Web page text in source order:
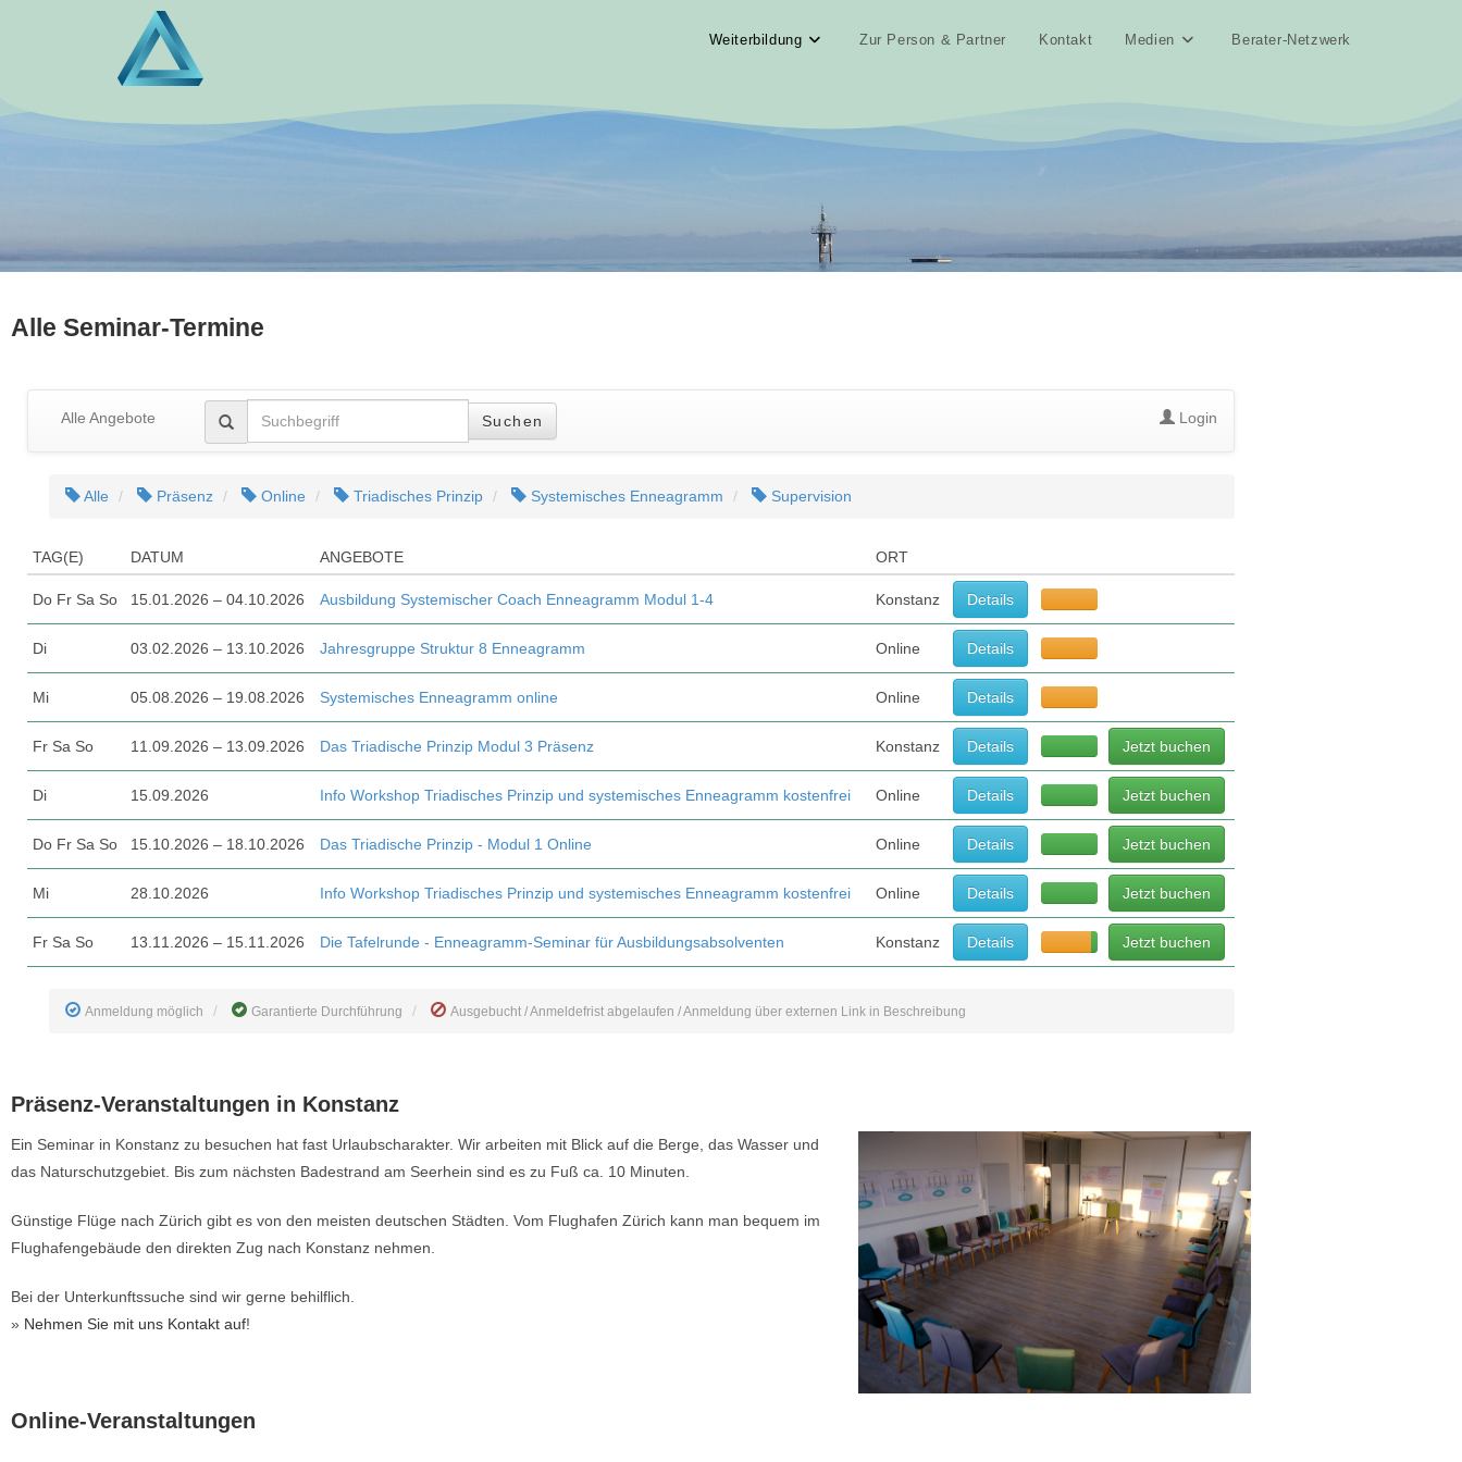
Weiterbildung Zur Person & Partner Kontakt Medien Berater-Netzwerk
Alle Seminar-Termine
Alle Angebote Suchen Login
Alle Präsenz Online Triadisches Prinzip Systemisches Enneagramm Supervision
TAG(E) DATUM ANGEBOTE ORT
Do Fr Sa So 15.01.2026 – 04.10.2026 Ausbildung Systemischer Coach Enneagramm Modul 1-4 Konstanz Details
Di 03.02.2026 – 13.10.2026 Jahresgruppe Struktur 8 Enneagramm Online Details
Mi 05.08.2026 – 19.08.2026 Systemisches Enneagramm online Online Details
Fr Sa So 11.09.2026 – 13.09.2026 Das Triadische Prinzip Modul 3 Präsenz Konstanz Details Jetzt buchen
Di 15.09.2026 Info Workshop Triadisches Prinzip und systemisches Enneagramm kostenfrei Online Details Jetzt buchen
Do Fr Sa So 15.10.2026 – 18.10.2026 Das Triadische Prinzip - Modul 1 Online Online Details Jetzt buchen
Mi 28.10.2026 Info Workshop Triadisches Prinzip und systemisches Enneagramm kostenfrei Online Details Jetzt buchen
Fr Sa So 13.11.2026 – 15.11.2026 Die Tafelrunde - Enneagramm-Seminar für Ausbildungsabsolventen Konstanz Details Jetzt buchen
Anmeldung möglich Garantierte Durchführung Ausgebucht / Anmeldefrist abgelaufen / Anmeldung über externen Link in Beschreibung
Präsenz-Veranstaltungen in Konstanz​
Ein Seminar in Konstanz zu besuchen hat fast Urlaubscharakter. Wir arbeiten mit Blick auf die Berge, das Wasser und
das Naturschutzgebiet. Bis zum nächsten Badestrand am Seerhein sind es zu Fuß ca. 10 Minuten.
Günstige Flüge nach Zürich gibt es von den meisten deutschen Städten. Vom Flughafen Zürich kann man bequem im
Flughafengebäude den direkten Zug nach Konstanz nehmen.
Bei der Unterkunftssuche sind wir gerne behilflich.
» Nehmen Sie mit uns Kontakt auf!
Online-Veranstaltungen